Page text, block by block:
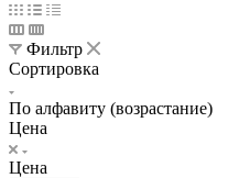
Фильтр
Сортировка
По алфавиту (возрастание)
Цена
Цена